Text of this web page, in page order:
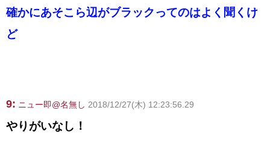
確かにあそこら辺がブラックってのはよく聞くけ
ど
9: ニュー即@名無し 2018/12/27(木) 12:23:56.29
やりがいなし！